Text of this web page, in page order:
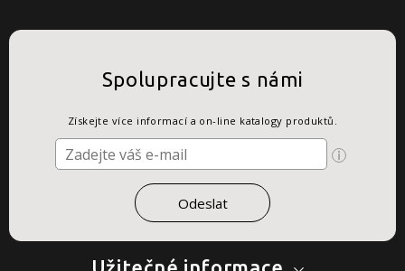
Spolupracujte s námi
Získejte více informací a on-line katalogy produktů.